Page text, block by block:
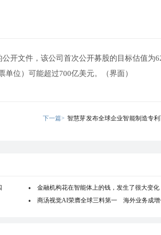
开文件，该公司首次公开募股的目标估值为
位）可能超过700亿美元。（界面）
下一篇> 智慧芽发布全球企业智能制造专利
金融机构花在智能体上的钱，发生了很大变化
商汤视觉AI荣膺全球三料第一 海外业务成增